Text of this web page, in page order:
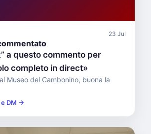
23 Jul
a questo commento per
completo in direct»
Museo del Cambonino, buona la
DM →